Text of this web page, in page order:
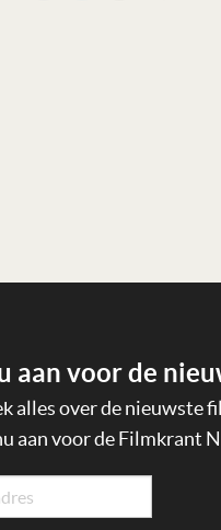
aan voor de
alles over de nieuwste
aan voor de Filmkrant